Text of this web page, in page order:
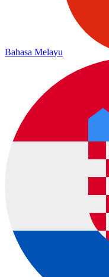
Bahasa Melayu